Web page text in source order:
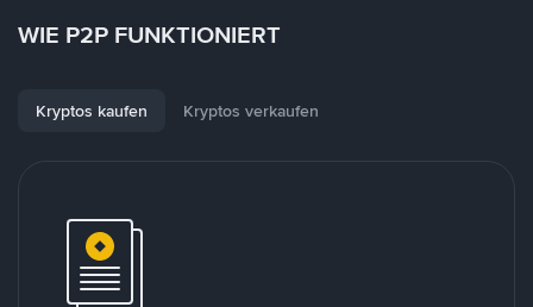
WIE P2P FUNKTIONIERT
Kryptos kaufen Kryptos verkaufen